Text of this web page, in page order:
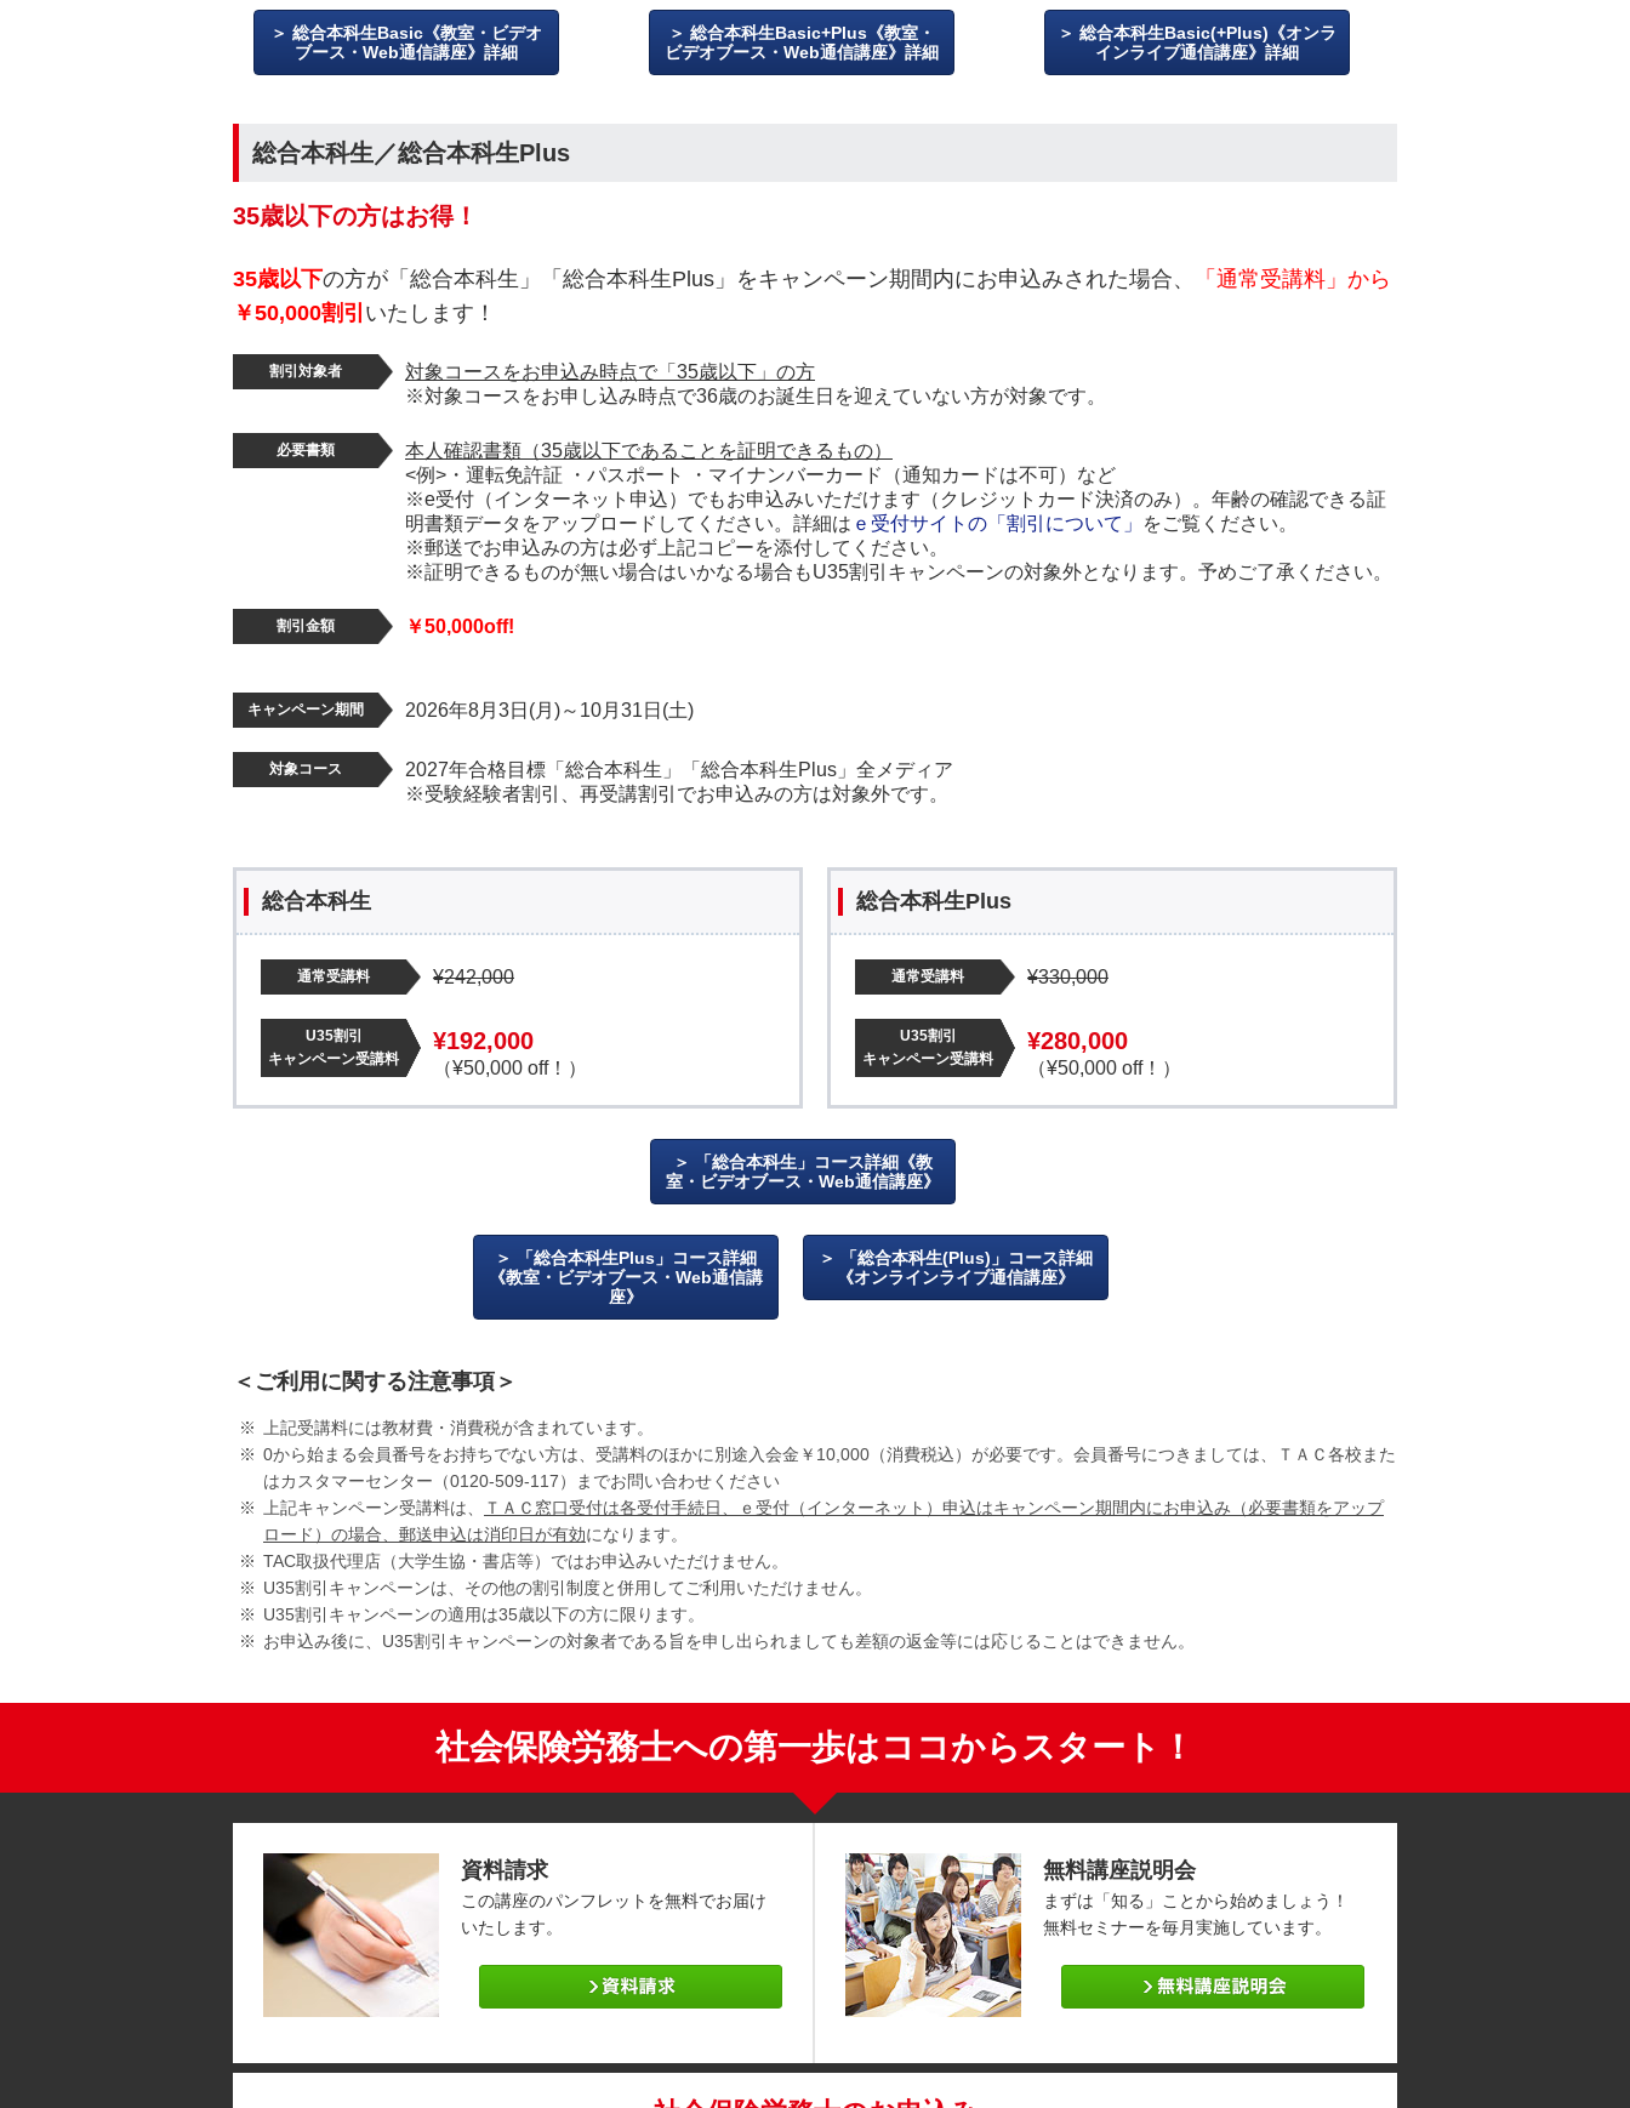
総合本科生Basic《教室・ビデオ
ブース・Web通信講座》詳細
総合本科生Basic+Plus《教室・
ビデオブース・Web通信講座》詳細
総合本科生Basic(+Plus)《オンラ
インライブ通信講座》詳細
総合本科生／総合本科生Plus
35歳以下の方はお得！
35歳以下の方が「総合本科生」「総合本科生Plus」をキャンペーン期間内にお申込みされた場合、
「通常受講料」から
￥50,000割引 いたします！
割引対象者
対象コースをお申込み時点で「35歳以下」の方
※対象コースをお申し込み時点で36歳のお誕生日を迎えていない方が対象です。
必要書類
本人確認書類（35歳以下であることを証明できるもの）
<例>・運転免許証 ・パスポート ・マイナンバーカード（通知カードは不可）など
※e受付（インターネット申込）でもお申込みいただけます（クレジットカード決済のみ）。年齢の確認できる証
明書類データをアップロードしてください。詳細は ｅ受付サイトの「割引について」
をご覧ください。
※郵送でお申込みの方は必ず上記コピーを添付してください。
※証明できるものが無い場合はいかなる場合もU35割引キャンペーンの対象外となります。予めご了承ください。
割引金額 ￥50,000off!
キャンペーン期間 2026年8月3日(月)～10月31日(土)
対象コース
2027年合格目標「総合本科生」「総合本科生Plus」全メディア
※受験経験者割引、再受講割引でお申込みの方は対象外です。
総合本科生
通常受講料 ¥242,000
U35割引
キャンペーン受講料
¥192,000
（¥50,000 off！）
総合本科生Plus
通常受講料 ¥330,000
U35割引
キャンペーン受講料
¥280,000
（¥50,000 off！）
「総合本科生」コース詳細《教
室・ビデオブース・Web通信講座》
「総合本科生Plus」コース詳細
《教室・ビデオブース・Web通信講
座》
「総合本科生(Plus)」コース詳細
《オンラインライブ通信講座》
＜ご利用に関する注意事項＞
上記受講料には教材費・消費税が含まれています。
0から始まる会員番号をお持ちでない方は、受講料のほかに別途入会金￥10,000（消費税込）が必要です。会員番号につきましては、ＴＡＣ各校また
はカスタマーセンター（0120-509-117）までお問い合わせください
上記キャンペーン受講料は、
ＴＡＣ窓口受付は各受付手続日、ｅ受付（インターネット）申込はキャンペーン期間内にお申込み（必要書類をアップ
ロード）の場合、郵送申込は消印日が有効になります。
TAC取扱代理店（大学生協・書店等）ではお申込みいただけません。
U35割引キャンペーンは、その他の割引制度と併用してご利用いただけません。
U35割引キャンペーンの適用は35歳以下の方に限ります。
お申込み後に、U35割引キャンペーンの対象者である旨を申し出られましても差額の返金等には応じることはできません。
社会保険労務士への第一歩はココからスタート！
資料請求
この講座のパンフレットを無料でお届け
いたします。
無料講座説明会
まずは「知る」ことから始めましょう！
無料セミナーを毎月実施しています。